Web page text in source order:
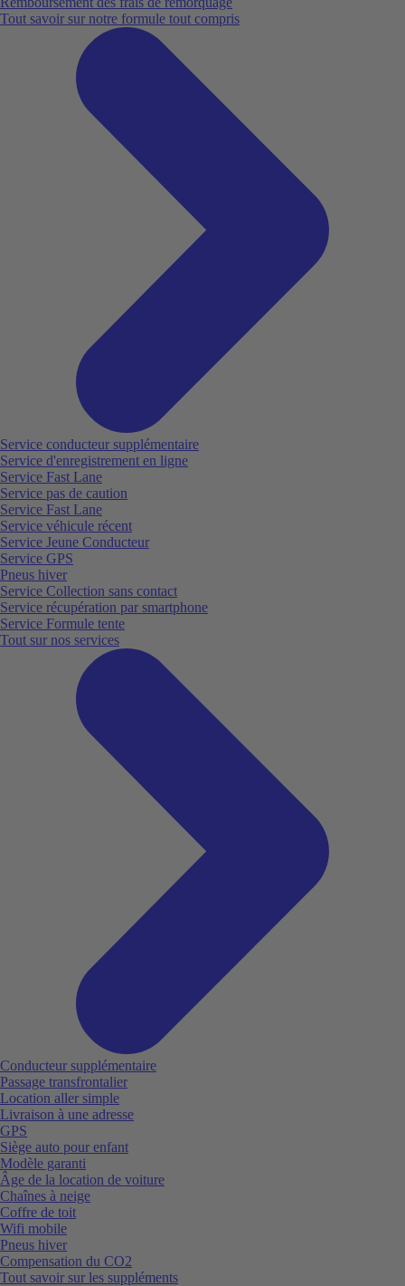
Tout savoir sur notre formule tout compris
Service conducteur supplémentaire
Service d'enregistrement en ligne
Service Fast Lane
Service pas de caution
Service Fast Lane
Service véhicule récent
Service Jeune Conducteur
Service GPS
Pneus hiver
Service Collection sans contact
Service récupération par smartphone
Service Formule tente
Tout sur nos services
Conducteur supplémentaire
Passage transfrontalier
Location aller simple
Livraison à une adresse
GPS
Siège auto pour enfant
Modèle garanti
Âge de la location de voiture
Chaînes à neige
Coffre de toit
Wifi mobile
Pneus hiver
Compensation du CO2
Tout savoir sur les suppléments